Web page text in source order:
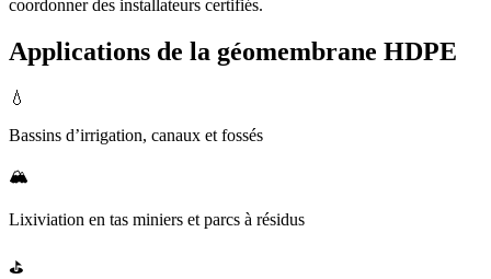
coordonner des installateurs certifiés.
Applications de la géomembrane HDPE
💧
Bassins d’irrigation, canaux et fossés
🏔️
Lixiviation en tas miniers et parcs à résidus
⛳